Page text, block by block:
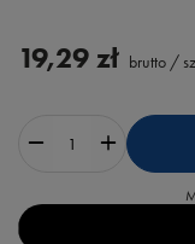
19,29 zł brutto /